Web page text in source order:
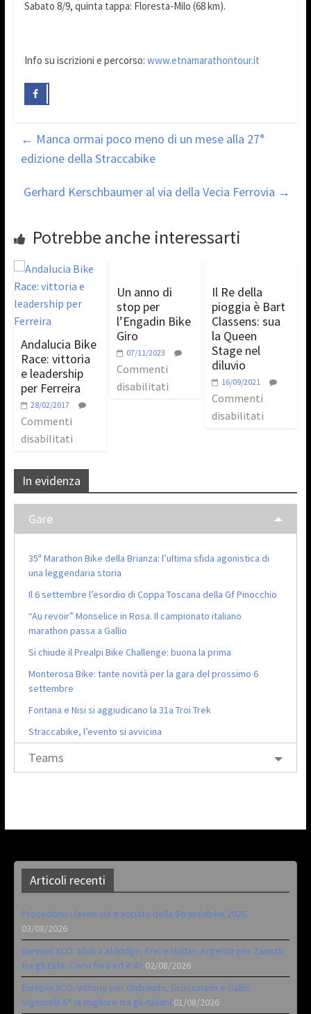
Sabato 8/9, quinta tappa: Floresta-Milo (68 km).
Info su iscrizioni e percorso: www.etnamarathontour.it
← Manca ormai poco meno di un mese alla 27°
edizione della Straccabike
Gerhard Kerschbaumer al via della Vecia Ferrovia →
Potrebbe anche interessarti
Andalucia Bike
Race: vittoria
e leadership
per Ferreira
28/02/2017
Commenti
disabilitati
Un anno di
stop per
l’Engadin Bike
Giro
07/11/2023
Commenti
disabilitati
Il Re della
pioggia è Bart
Classens: sua
la Queen
Stage nel
diluvio
16/09/2021
Commenti
disabilitati
In evidenza
Gare
35ª Marathon Bike della Brianza: l’ultima sfida agonistica di
una leggendaria storia
Il 6 settembre l’esordio di Coppa Toscana della Gf Pinocchio
“Au revoir” Monselice in Rosa. Il campionato italiano
marathon passa a Gallio
Si chiude il Prealpi Bike Challenge: buona la prima
Monterosa Bike: tante novità per la gara del prossimo 6
settembre
Fontana e Nisi si aggiudicano la 31a Troi Trek
Straccabike, l’evento si avvicina
Teams
Articoli recenti
Procedono i lavori sul tracciato della Straccabike 2026
03/08/2026
Europei XCO: titoli a Aldridge, Frei e Hutter. Argento per Zanotti
tra gli Elite. Corvi fora ed è 4^ 02/08/2026
Europei XCO: vittorie per Ghibaudo, Grossmann e Gallis.
Signorelli 5^ la migliore tra gli italiani 01/08/2026